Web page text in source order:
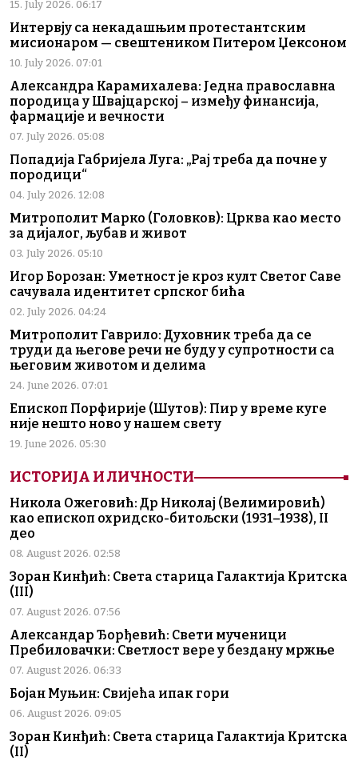
15. July 2026. 06:17
Интервју са некадашњим протестантским
мисионаром — свештеником Питером Џексоном
10. July 2026. 07:01
Александра Карамихалева: Једна православна
породица у Швајцарској – између финансија,
фармације и вечности
07. July 2026. 05:08
Попадија Габријела Луга: „Рај треба да почне у
породици“
04. July 2026. 12:08
Митрополит Марко (Головков): Црква као место
за дијалог, љубав и живот
03. July 2026. 05:10
Игор Борозан: Уметност је кроз култ Светог Саве
сачувала идентитет српског бића
02. July 2026. 04:24
Митрополит Гаврило: Духовник треба да се
труди да његове речи не буду у супротности са
његовим животом и делима
24. June 2026. 07:01
Епископ Порфирије (Шутов): Пир у време куге
није нешто ново у нашем свету
19. June 2026. 05:30
ИСТОРИЈА И ЛИЧНОСТИ
Никола Ожеговић: Др Николај (Велимировић)
као епископ охридско-битољски (1931–1938), II
део
08. August 2026. 02:58
Зоран Кинђић: Света старица Галактија Критска
(III)
07. August 2026. 07:56
Александар Ђорђевић: Свети мученици
Пребиловачки: Светлост вере у бездану мржње
07. August 2026. 06:33
Бојан Муњин: Свијећа ипак гори
06. August 2026. 09:05
Зоран Кинђић: Света старица Галактија Критска
(II)